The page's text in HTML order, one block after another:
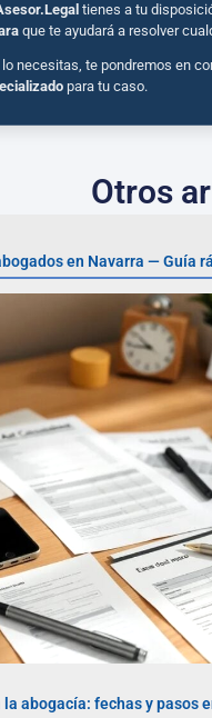
tienes a tu
que te ayudará a resolver
lo necesitas, te pondremos en
para tu caso.
Otros
en Navarra — Guía
la abogacía: fechas y pasos